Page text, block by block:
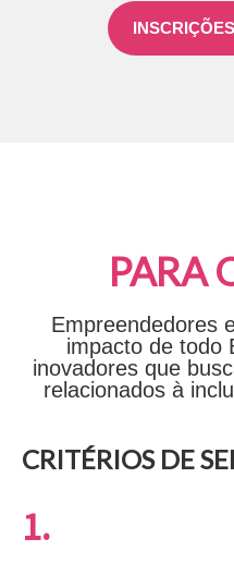
PARA
Empreendedores
impacto de todo
inovadores que
relacionados à
CRITÉRIOS DE
1.